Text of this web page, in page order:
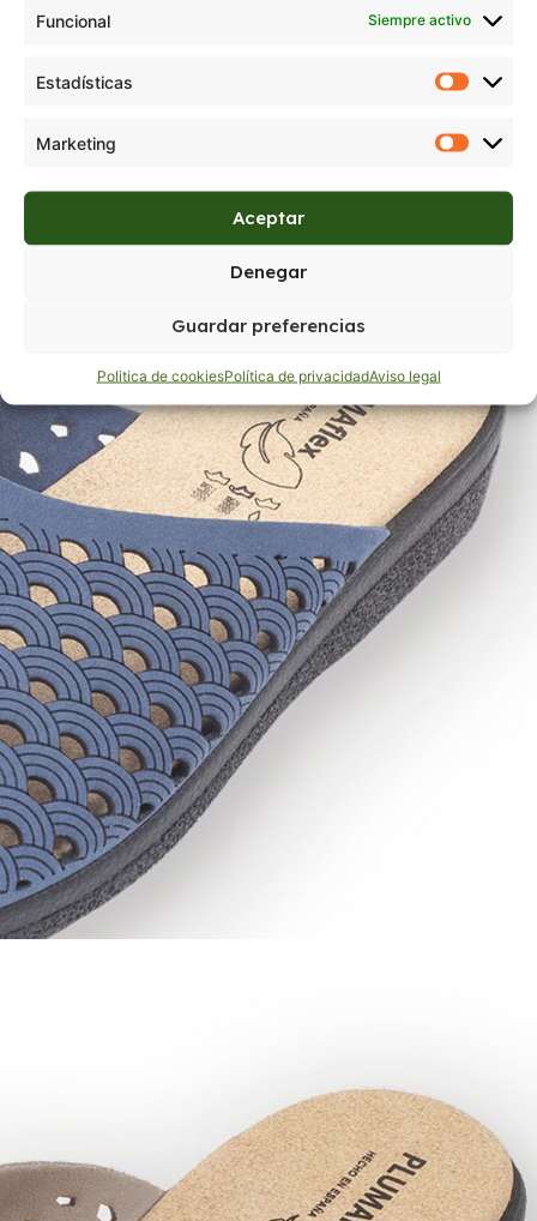
Funcional Siempre activo
Estadísticas
Marketing
Aceptar
Denegar
Guardar preferencias
Politica de cookiesPolítica de privacidadAviso legal